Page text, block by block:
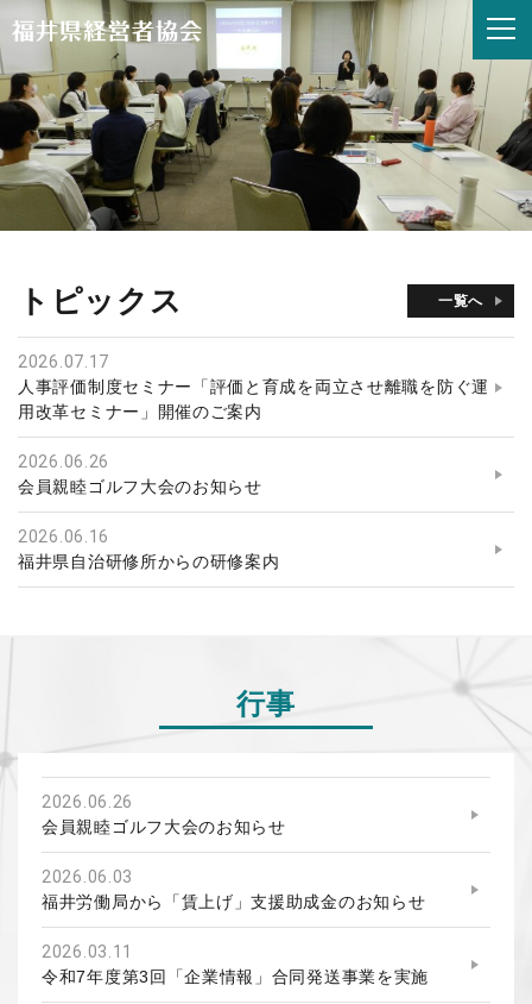
井
県
営
協
会
トピックス 一覧へ
2026.07.17
人事評価制度セミナー「評価と育成を両立させ離職を防ぐ運
用改革セミナー」開催のご案内
2026.06.26
会員親睦ゴルフ大会のお知らせ
2026.06.16
福井県自治研修所からの研修案内
行事
2026.06.26
会員親睦ゴルフ大会のお知らせ
2026.06.03
福井労働局から「賃上げ」支援助成金のお知らせ
2026.03.11
令和7年度第3回「企業情報」合同発送事業を実施